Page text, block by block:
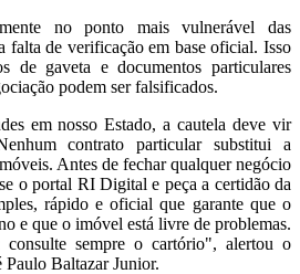
no ponto mais vulnerável das
falta de verificação em base oficial. Isso
de gaveta e documentos particulares
podem ser falsificados.
em nosso Estado, a cautela deve vir
contrato particular substitui a
Antes de fechar qualquer negócio
o portal RI Digital e peça a certidão da
rápido e oficial que garante que o
e que o imóvel está livre de problemas.
consulte sempre o cartório", alertou o
Baltazar Junior.